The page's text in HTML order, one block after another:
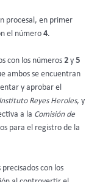
procesal, en primer
el número 4.
con los números 2 y 5
ambos se encuentran
y aprobar el
Instituto Reyes Heroles, y
a la Comisión de
para el registro de la
con los